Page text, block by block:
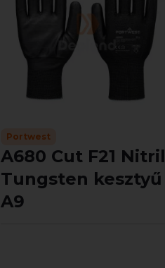
Portwest
A680 Cut F21 Nitril
Tungsten kesztyű
A9